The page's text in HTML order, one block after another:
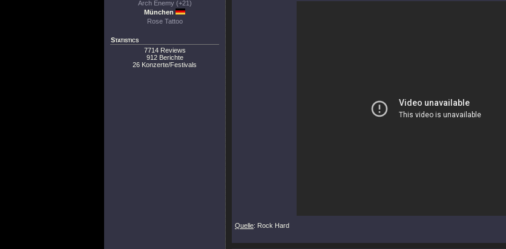
Arch Enemy (+21)
München
Rose Tattoo
Statistics
7714 Reviews
912 Berichte
26 Konzerte/Festivals
Quelle: Rock Hard